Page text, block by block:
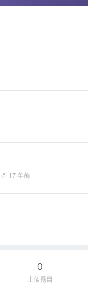
@ 17 年前
0
上传题目